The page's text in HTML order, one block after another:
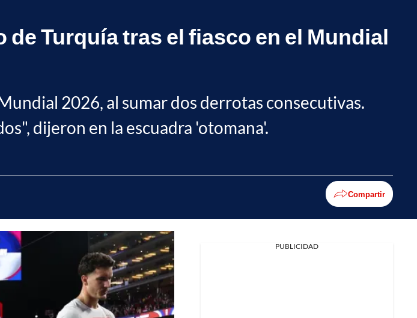
Turquía tras el fiasco en el Mundial
2026, al sumar dos derrotas consecutivas.
dijeron en la escuadra 'otomana'.
Compartir
PUBLICIDAD